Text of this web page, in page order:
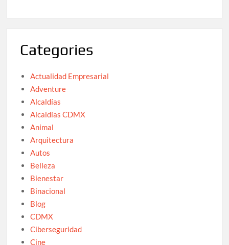
Categories
Actualidad Empresarial
Adventure
Alcaldías
Alcaldías CDMX
Animal
Arquitectura
Autos
Belleza
Bienestar
Binacional
Blog
CDMX
Ciberseguridad
Cine